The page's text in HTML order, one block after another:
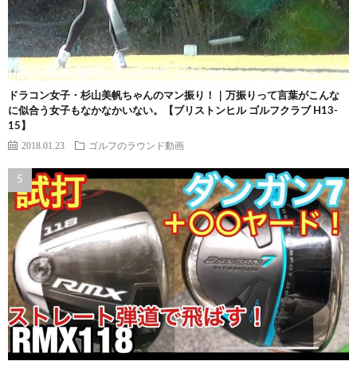
ドラコン女子・杉山美帆ちゃんのマン振り！｜万振りって言葉がこんな
に似合う女子もなかなかいない。【ブリストンヒル ゴルフクラブ H13-
15】
2018.01.23 ゴルフのラウンド動画